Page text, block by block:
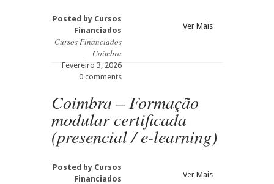
Posted by Cursos
Financiados
Cursos Financiados
Coimbra
Fevereiro 3, 2026
0 comments
Ver Mais
Coimbra – Formação
modular certificada
(presencial / e-learning)
Posted by Cursos
Financiados
Ver Mais